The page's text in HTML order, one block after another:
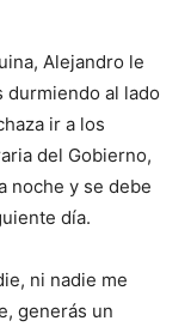
Alejandro le
durmiendo al lado
ir a los
del Gobierno,
noche y se debe
día.
ni nadie me
generás un